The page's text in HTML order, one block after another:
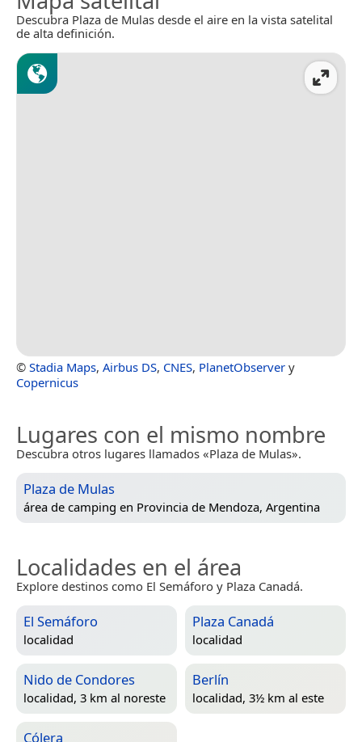
Descubra Plaza de Mulas desde el aire en la vista satelital
de alta definición.
© Stadia Maps, Airbus DS, CNES, PlanetObserver y
Copernicus
Lugares con el mismo nombre
Descubra otros lugares llamados «Plaza de Mulas».
Plaza de Mulas
área de camping en Provincia de Mendoza, Argentina
Localidades en el área
Explore destinos como El Semáforo y Plaza Canadá.
El Semáforo
localidad
Plaza Canadá
localidad
Nido de Condores
localidad, 3 km al noreste
Berlín
localidad, 3½ km al este
Cólera